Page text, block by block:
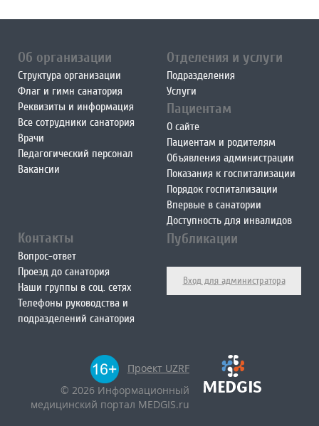
Об организации
Структура организации
Флаг и гимн санатория
Реквизиты и информация
Все сотрудники санатория
Врачи
Педагогический персонал
Вакансии
Отделения и услуги
Подразделения
Услуги
Пациентам
О сайте
Пациентам и родителям
Объявления администрации
Показания к госпитализации
Порядок госпитализации
Впервые в санатории
Доступность для инвалидов
Контакты
Вопрос-ответ
Проезд до санатория
Наши группы в соц. сетях
Телефоны руководства и
подразделений санатория
Публикации
Вход для администратора
Проект UZRF
© 2026 Информационный
медицинский портал MEDGIS.ru